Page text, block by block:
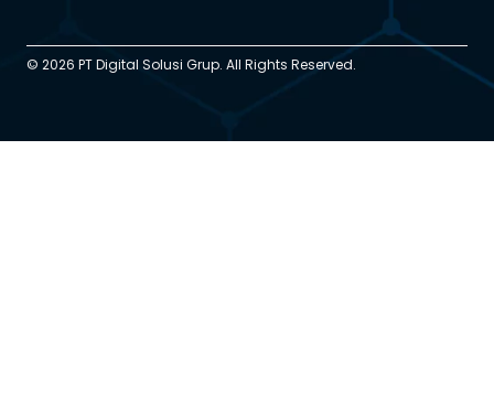
© 2026 PT Digital Solusi Grup. All Rights Reserved.